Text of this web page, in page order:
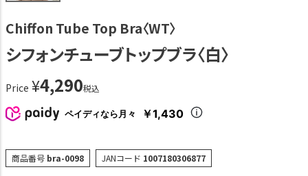
Chiffon Tube Top Bra〈WT〉
シフォンチューブトップブラ〈白〉
Price ¥4,290税込
ペイディなら月々 ￥1,430
商品番号 bra-0098 JANコード 1007180306877